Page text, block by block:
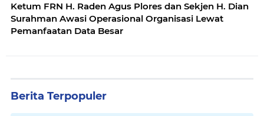
Ketum FRN H. Raden Agus Plores dan Sekjen H. Dian
Surahman Awasi Operasional Organisasi Lewat
Pemanfaatan Data Besar
Berita Terpopuler